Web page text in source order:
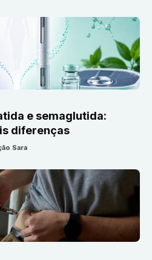
e semaglutida:
diferenças
Sara